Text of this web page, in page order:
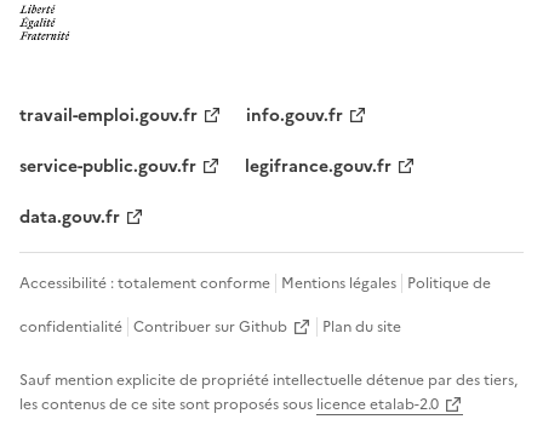
travail-emploi.gouv.fr
info.gouv.fr
service-public.gouv.fr
legifrance.gouv.fr
data.gouv.fr
Accessibilité : totalement conforme Mentions légales Politique de
confidentialité Contribuer sur Github Plan du site
Sauf mention explicite de propriété intellectuelle détenue par des tiers,
les contenus de ce site sont proposés sous licence etalab-2.0